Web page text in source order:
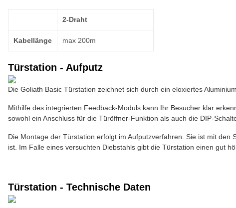
2-Draht
Kabellänge max 200m
Türstation - Aufputz
Die Goliath Basic Türstation zeichnet sich durch ein eloxiertes
Mithilfe des integrierten Feedback-Moduls kann Ihr Besucher klar
sowohl ein Anschluss für die Türöffner-Funktion als auch die DIP-
Die Montage der Türstation erfolgt im Aufputzverfahren. Sie ist mit
ist. Im Falle eines versuchten Diebstahls gibt die Türstation einen gut
Türstation - Technische Daten